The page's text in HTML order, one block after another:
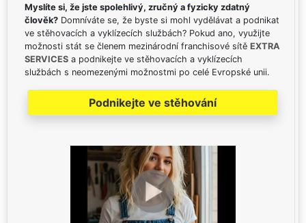
Myslíte si, že jste spolehlivý, zručný a fyzicky zdatný
člověk? Domníváte se, že byste si mohl vydělávat a podnikat
ve stěhovacích a vyklízecích službách? Pokud ano, využijte
možnosti stát se členem mezinárodní franchisové sítě EXTRA
SERVICES a podnikejte ve stěhovacích a vyklízecích
službách s neomezenými možnostmi po celé Evropské unii.
Podnikejte ve stěhování